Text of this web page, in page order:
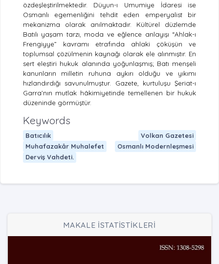
özdeşleştirilmektedir. Düyun-ı Umumiye İdaresi ise
Osmanlı egemenliğini tehdit eden emperyalist bir
mekanizma olarak anılmaktadır. Kültürel düzlemde
Batılı yaşam tarzı, moda ve eğlence anlayışı “Ahlak-ı
Frengiyye” kavramı etrafında ahlaki çöküşün ve
toplumsal çözülmenin kaynağı olarak ele alınmıştır. En
sert eleştiri hukuk alanında yoğunlaşmış; Batı menşeli
kanunların milletin ruhuna aykırı olduğu ve yıkımı
hızlandırdığı savunulmuştur. Gazete, kurtuluşu Şeriat-ı
Garra’nın mutlak hâkimiyetinde temellenen bir hukuk
düzeninde görmüştür.
Keywords
Batıcılık
Volkan Gazetesi
Muhafazakâr Muhalefet
Osmanlı Modernleşmesi
Derviş Vahdeti.
MAKALE İSTATİSTİKLERİ